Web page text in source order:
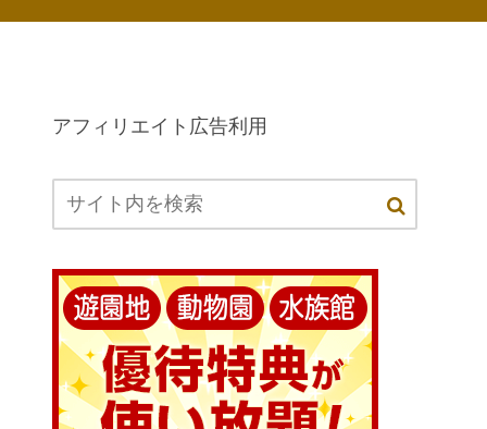
アフィリエイト広告利用